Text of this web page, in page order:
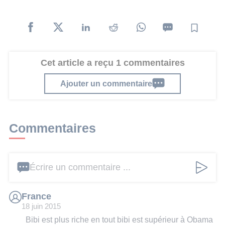
Cet article a reçu 1 commentaires
Ajouter un commentaire
Commentaires
Écrire un commentaire ...
France
18 juin 2015
Bibi est plus riche en tout bibi est supérieur à Obama